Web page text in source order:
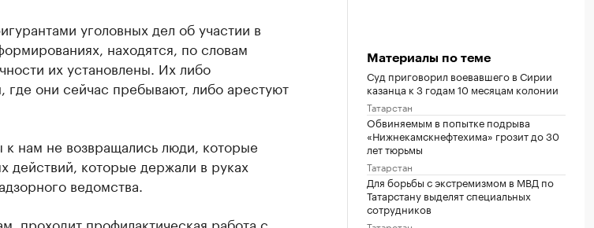
уголовных дел об участии в
находятся, по словам
их установлены. Их либо
где они сейчас пребывают, либо арестуют
нам не возвращались люди, которые
действий, которые держали в руках
ведомства.
проходит профилактическая работа с
Материалы по теме
Суд приговорил воевавшего в Сирии
казанца к 3 годам 10 месяцам колонии
Татарстан
Обвиняемым в попытке подрыва
«Нижнекамскнефтехима» грозит до 30
лет тюрьмы
Татарстан
Для борьбы с экстремизмом в МВД по
Татарстану выделят специальных
сотрудников